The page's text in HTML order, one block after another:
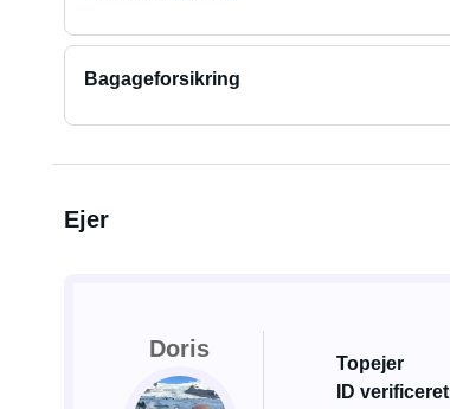
Bagageforsikring
Ejer
Doris
Topejer
ID verificeret